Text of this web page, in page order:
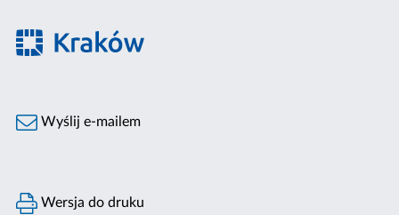
Wyślij e-mailem
Wersja do druku